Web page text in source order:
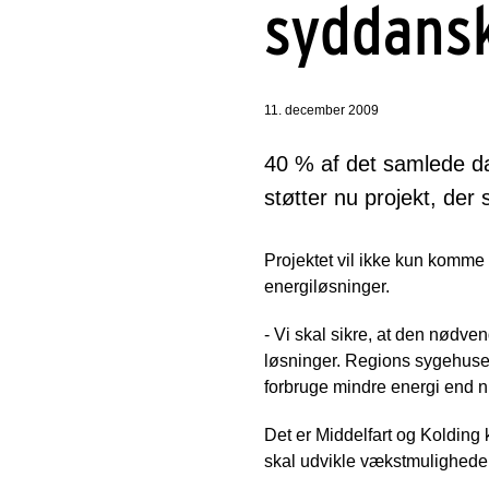
11. december 2009
40 % af det samlede
støtter nu projekt, der
Projektet vil ikke kun
energiløsninger.
- Vi skal sikre, at den
løsninger. Regions
forbruge mindre energi end
Det er Middelfart og
skal udvikle